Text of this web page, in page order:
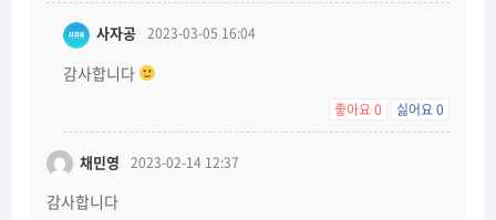
사자공 2023-03-05 16:04
감사합니다
좋아요0 싫어요0
채민영 2023-02-14 12:37
감사합니다